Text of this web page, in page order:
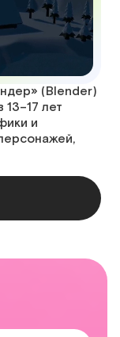
(Blender)
лет
и